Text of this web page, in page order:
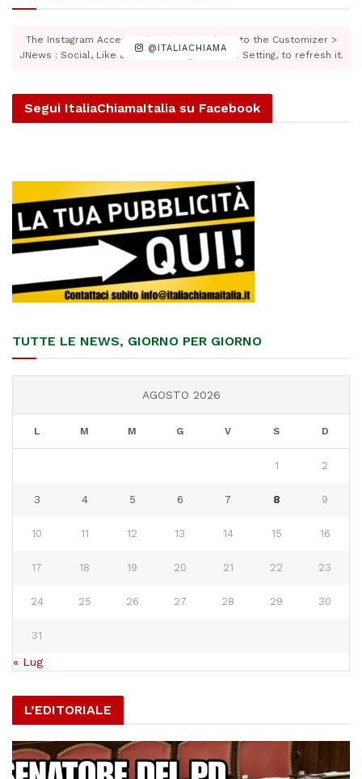
@ITALIACHIAMA
The Instagram Access Token is expired, Go to the Customizer >
JNews : Social, Like & View > Instagram Feed Setting, to refresh it.
Segui ItaliaChiamaItalia su Facebook
TUTTE LE NEWS, GIORNO PER GIORNO
AGOSTO 2026
L M M G V S D
1 2
3 4 5 6 7 8 9
10 11 12 13 14 15 16
17 18 19 20 21 22 23
24 25 26 27 28 29 30
31
« Lug
L’EDITORIALE